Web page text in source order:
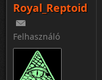
Royal_Reptoid
Felhasználó